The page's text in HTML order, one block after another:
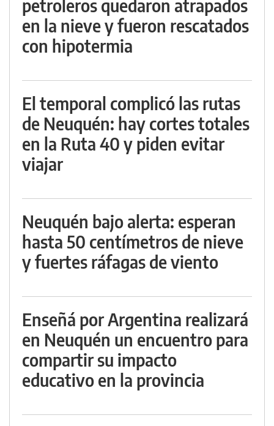
petroleros quedaron atrapados
en la nieve y fueron rescatados
con hipotermia
El temporal complicó las rutas
de Neuquén: hay cortes totales
en la Ruta 40 y piden evitar
viajar
Neuquén bajo alerta: esperan
hasta 50 centímetros de nieve
y fuertes ráfagas de viento
Enseñá por Argentina realizará
en Neuquén un encuentro para
compartir su impacto
educativo en la provincia